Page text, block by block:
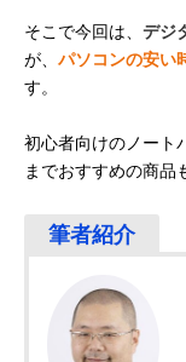
そこで今回は、 デジ
が、 パソコンの安い
す。
初心者向けのノート
までおすすめの商品